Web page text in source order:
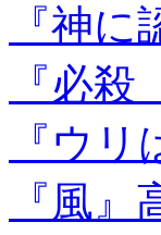
『神
『必
『ウ
『風』